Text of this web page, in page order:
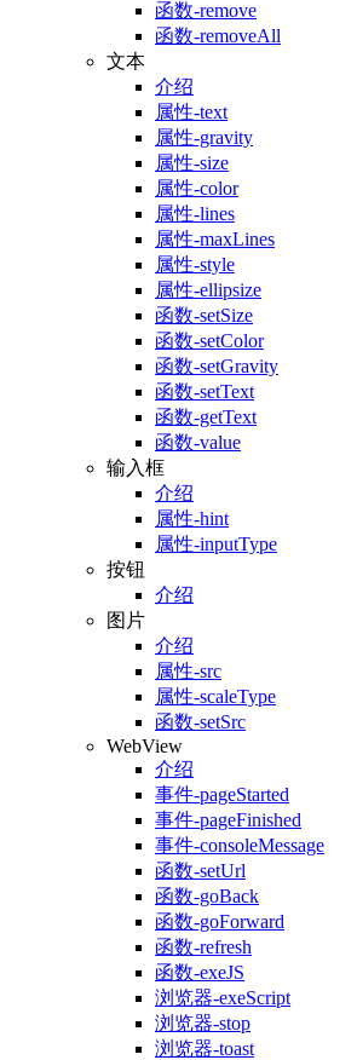
函数-remove
函数-removeAll
文本
介绍
属性-text
属性-gravity
属性-size
属性-color
属性-lines
属性-maxLines
属性-style
属性-ellipsize
函数-setSize
函数-setColor
函数-setGravity
函数-setText
函数-getText
函数-value
输入框
介绍
属性-hint
属性-inputType
按钮
介绍
图片
介绍
属性-src
属性-scaleType
函数-setSrc
WebView
介绍
事件-pageStarted
事件-pageFinished
事件-consoleMessage
函数-setUrl
函数-goBack
函数-goForward
函数-refresh
函数-exeJS
浏览器-exeScript
浏览器-stop
浏览器-toast